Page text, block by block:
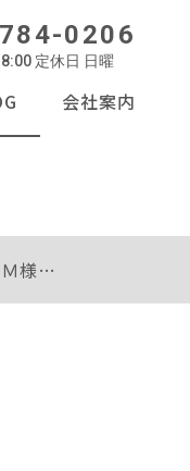
会社案内
0206
定休日 日曜
完成内覧会